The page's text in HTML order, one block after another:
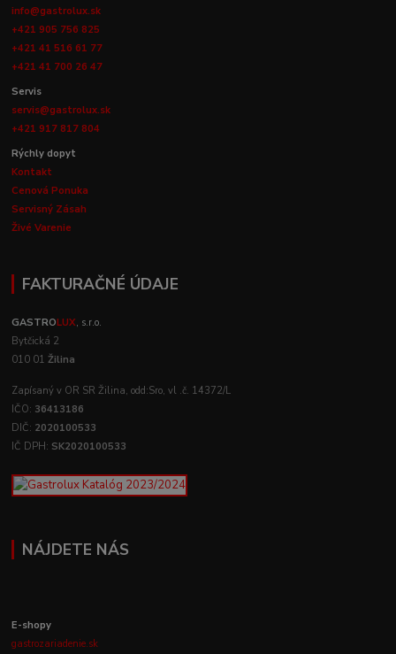
info@gastrolux.sk
+421 905 756 825
+421 41 516 61 77
+421 41 700 26 47
Servis
servis@gastrolux.sk
+421 917 817 804
Rýchly dopyt
Kontakt
Cenová Ponuka
Servisný Zásah
Živé Varenie
FAKTURAČNÉ ÚDAJE
GASTROLUX, s.r.o.
Bytčická 2
010 01Žilina
Zapísaný v OR SR Žilina, odd:Sro, vl .č. 14372/L
IČO: 36413186
DIČ: 2020100533
IČ DPH: SK2020100533
NÁJDETE NÁS
E-shopy
gastrozariadenie.sk